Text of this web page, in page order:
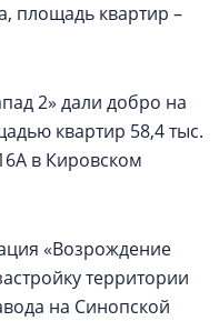
площадь квартир –
2» дали добро на
квартир 58,4 тыс.
в Кировском
«Возрождение
территории
на Синопской